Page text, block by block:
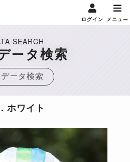
ログイン メニュー
SEARCH
ータ検索
データ検索
ホワイト